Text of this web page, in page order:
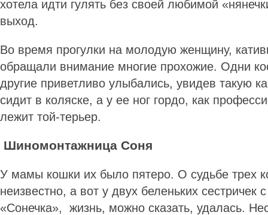
хотела идти гулять без своей любимой
выход.
Во время прогулки на молодую женщину,
обращали внимание многие прохожие. Одни
другие приветливо улыбались, увидев такую
сидит в коляске, а у ее ног гордо, как
лежит той-терьер.
Шиномонтажница Соня
У мамы кошки их было пятеро. О судьбе трех
неизвестно, а вот у двух беленьких
«Сонечка», жизнь, можно сказать, удалась.